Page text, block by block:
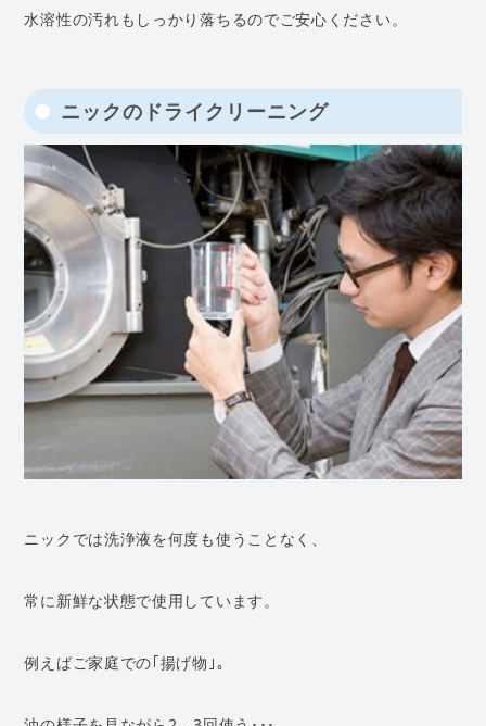
水溶性の汚れもしっかり落ちるのでご安心ください。
ニックのドライクリーニング
ニックでは洗浄液を何度も使うことなく、
常に新鮮な状態で使用しています。
例えばご家庭での｢揚げ物｣。